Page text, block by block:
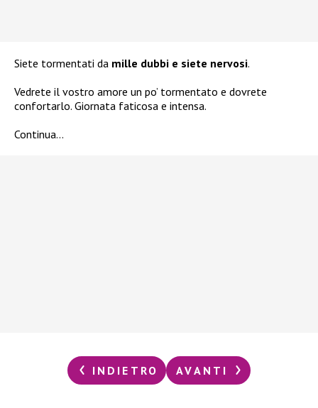
Siete tormentati da mille dubbi e siete nervosi.
Vedrete il vostro amore un po’ tormentato e dovrete
confortarlo. Giornata faticosa e intensa.
Continua…
INDIETRO AVANTI